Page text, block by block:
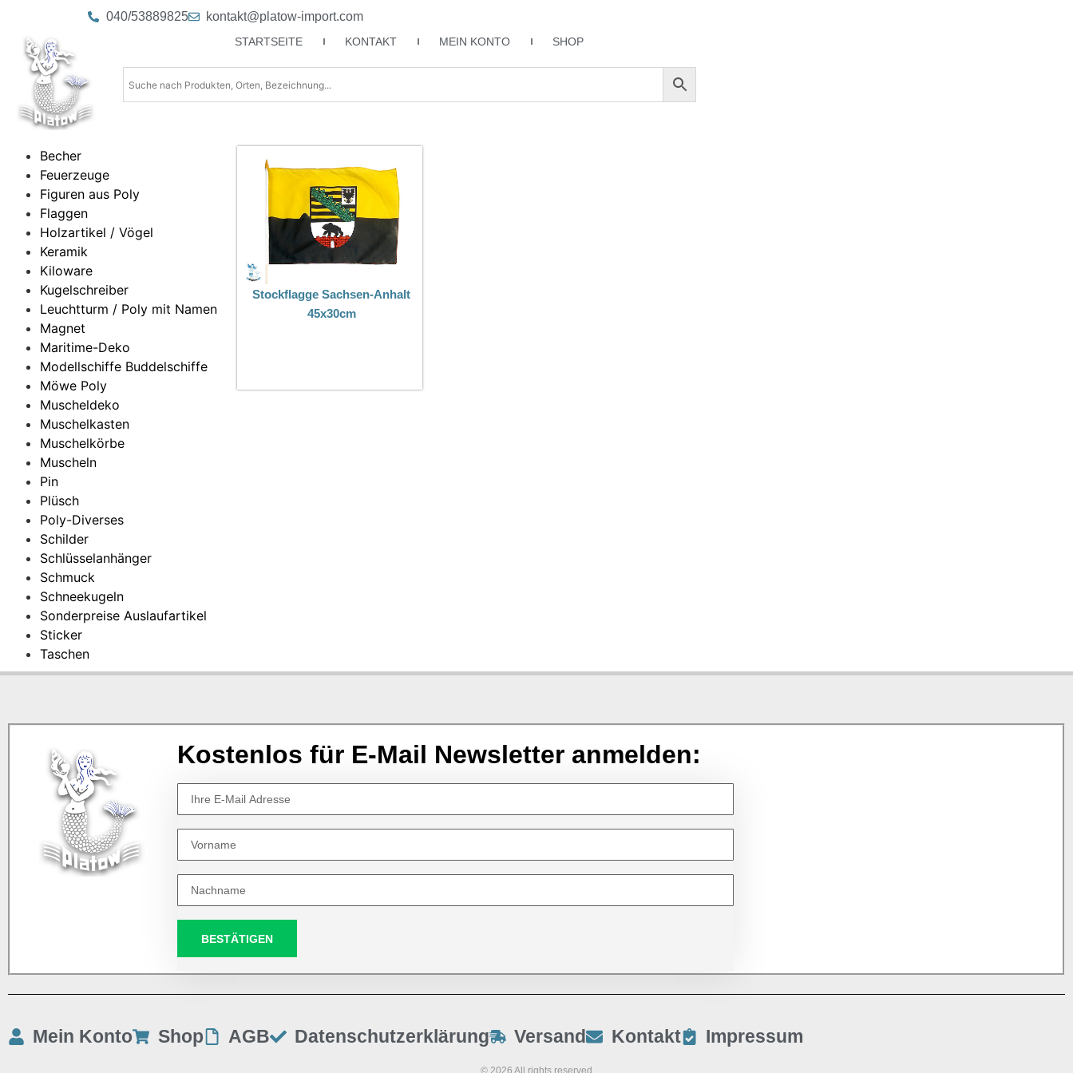
040/53889825 kontakt@platow-import.com
STARTSEITE KONTAKT MEIN KONTO SHOP
Becher
Feuerzeuge
Figuren aus Poly
Flaggen
Holzartikel / Vögel
Keramik
Kiloware
Kugelschreiber
Leuchtturm / Poly mit Namen
Magnet
Maritime-Deko
Modellschiffe Buddelschiffe
Möwe Poly
Muscheldeko
Muschelkasten
Muschelkörbe
Muscheln
Pin
Plüsch
Poly-Diverses
Schilder
Schlüsselanhänger
Schmuck
Schneekugeln
Sonderpreise Auslaufartikel
Sticker
Taschen
Stockflagge Sachsen-Anhalt
45x30cm
Kostenlos für E-Mail Newsletter anmelden:
BESTÄTIGEN
Mein Konto Shop AGB Datenschutzerklärung Versand Kontakt Impressum